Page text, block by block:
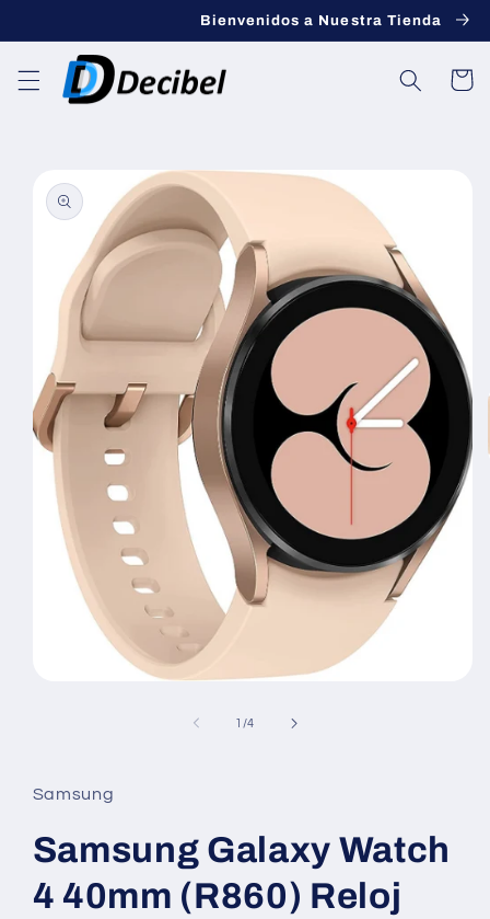
Bienvenidos a Nuestra Tienda
Carro
información
producto
1 /de
4
Samsung
Samsung Galaxy Watch
4 40mm (R860) Reloj